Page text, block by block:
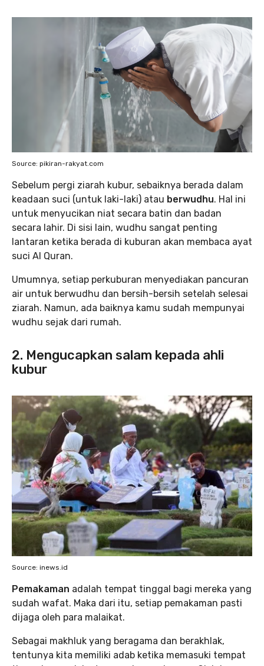
Source: pikiran-rakyat.com
Sebelum pergi ziarah kubur, sebaiknya berada dalam
keadaan suci (untuk laki-laki) atau berwudhu. Hal ini
untuk menyucikan niat secara batin dan badan
secara lahir. Di sisi lain, wudhu sangat penting
lantaran ketika berada di kuburan akan membaca ayat
suci Al Quran.
Umumnya, setiap perkuburan menyediakan pancuran
air untuk berwudhu dan bersih-bersih setelah selesai
ziarah. Namun, ada baiknya kamu sudah mempunyai
wudhu sejak dari rumah.
2. Mengucapkan salam kepada ahli
kubur
Source: inews.id
Pemakaman adalah tempat tinggal bagi mereka yang
sudah wafat. Maka dari itu, setiap pemakaman pasti
dijaga oleh para malaikat.
Sebagai makhluk yang beragama dan berakhlak,
tentunya kita memiliki adab ketika memasuki tempat